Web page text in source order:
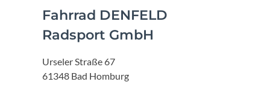
Fahrrad DENFELD
Radsport GmbH
Urseler Straße 67
61348 Bad Homburg